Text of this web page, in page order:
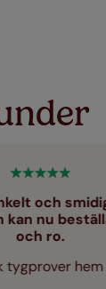
och
kan nu
och ro.
tygprover hem